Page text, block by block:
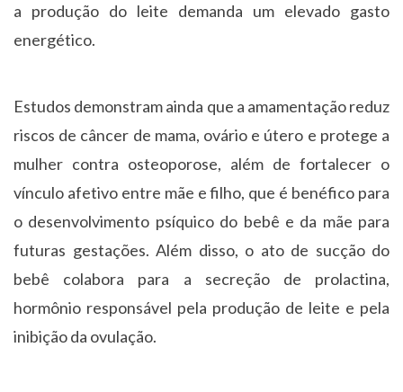
a produção do leite demanda um elevado gasto
energético.
Estudos demonstram ainda que a amamentação reduz
riscos de câncer de mama, ovário e útero e protege a
mulher contra osteoporose, além de fortalecer o
vínculo afetivo entre mãe e filho, que é benéfico para
o desenvolvimento psíquico do bebê e da mãe para
futuras gestações. Além disso, o ato de sucção do
bebê colabora para a secreção de prolactina,
hormônio responsável pela produção de leite e pela
inibição da ovulação.